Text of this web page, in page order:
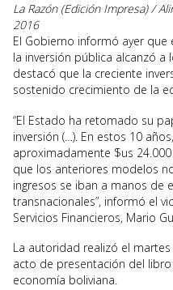
La Razón (Edición Impresa)/
2016
El Gobierno informó ayer que
la inversión pública alcanzó a
destacó que la creciente
sostenido crecimiento de la
“El Estado ha retomado su
inversión (…). En estos 10
aproximadamente $us
que los anteriores modelos
ingresos se iban a manos de
transnacionales”, informó el
Servicios Financieros, Mario
La autoridad realizó el
acto de presentación del
economía boliviana.